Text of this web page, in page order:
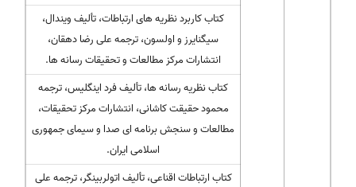
کتاب کاربرد نظریه های ارتباطات، تألیف ویندال،
سیگنایرز و اولسون، ترجمه علی رضا دهقان،
انتشارات مرکز مطالعات و تحقیقات رسانه ها.
کتاب نظریه رسانه ها، تألیف فرد اینگلیس، ترجمه
محمود حقیقت کاشانی، انتشارات مرکز تحقیقات،
مطالعات و سنجش برنامه ای صدا و سیمای جمهوری
اسلامی ایران.
کتاب ارتباطات اقناعی، تألیف اتولربینگر، ترجمه علی